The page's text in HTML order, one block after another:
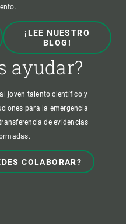
¡LEE NUESTRO
BLOG!
ayudar?
joven talento científico y
para la emergencia
de evidencias
COLABORAR?